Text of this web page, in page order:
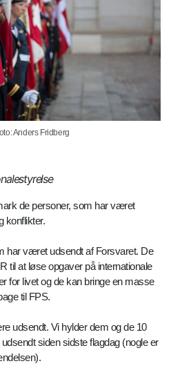
Anders Fridberg
de personer, som har været
konflikter.
har været udsendt af Forsvaret. De
til at løse opgaver på internationale
for livet og de kan bringe en masse
til FPS.
udsendt. Vi hylder dem og de 10
siden sidste flagdag (nogle er